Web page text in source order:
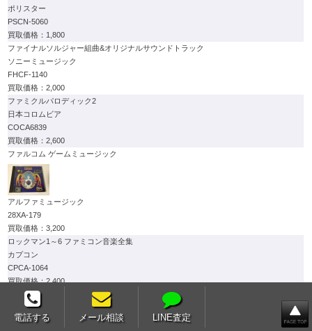
ポリスター
PSCN-5060
1,800
ファイナルソルジャー組曲&オリジナルサウンドトラック
ソニーミュージック
FHCF-1140
2,000
ファミクルパロディック2
日本コロムビア
COCA6839
2,600
ファルコム ゲームミュージック
アルファミュージック
28XA-179
3,200
ロックマン1～6 ファミコン音楽全集
カプコン
CPCA-1064
2,400
ぷよぷよーん
テイチク
TECD-31440
電話する メール相談 LINE査定